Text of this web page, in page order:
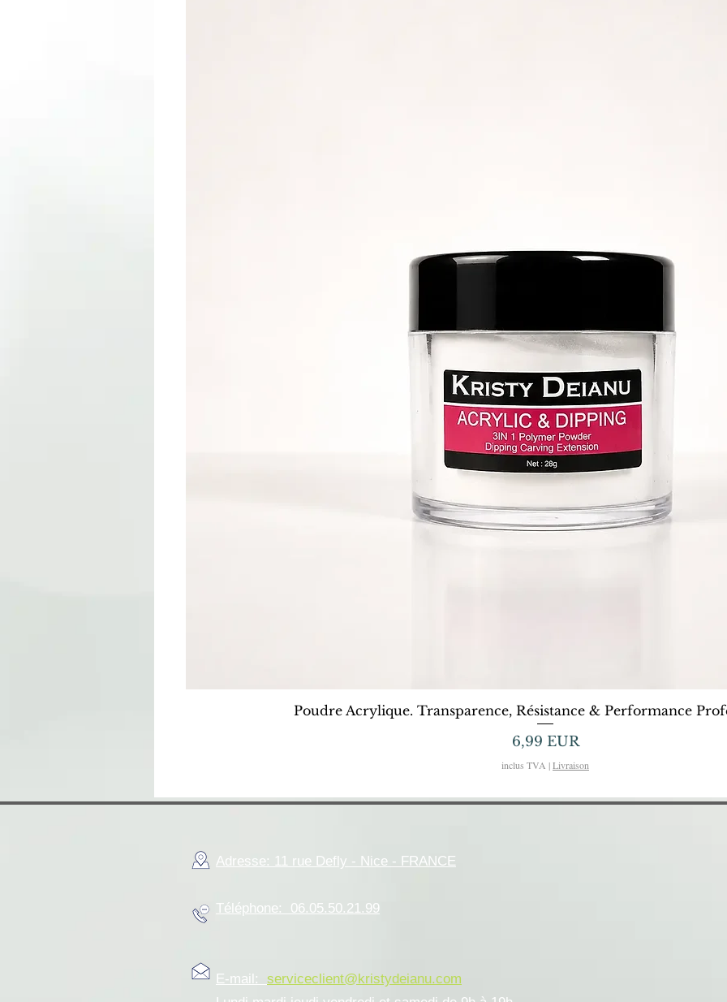
Afișare rapidă
Poudre Acrylique. Transparence, Résistance & Performance
Preț
6,99 EUR
inclus TVA |Livraison
Adresse: 11 rue Defly - Nice - FRANCE
Téléphone: 06.05.50.21.99
E-mail: serviceclient@kristydeianu.com